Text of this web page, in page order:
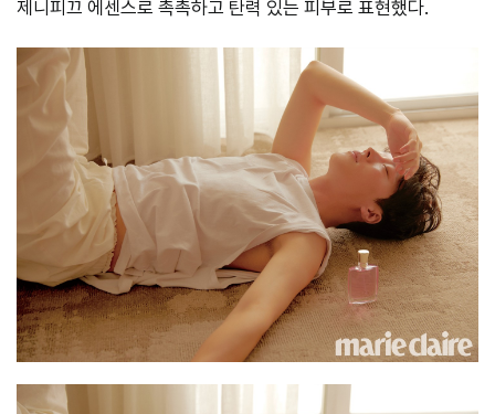
제니피끄 에센스로 촉촉하고 탄력 있는 피부로 표현했다.